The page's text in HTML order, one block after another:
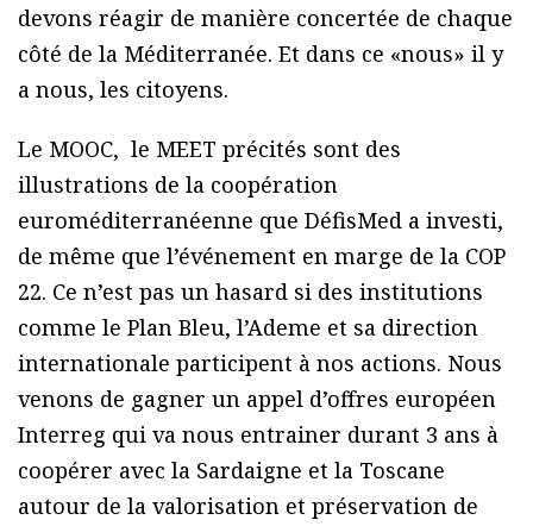
devons réagir de manière concertée de chaque
côté de la Méditerranée. Et dans ce «nous» il y
a nous, les citoyens.
Le MOOC, le MEET précités sont des
illustrations de la coopération
euroméditerranéenne que DéfisMed a investi,
de même que l’événement en marge de la COP
22. Ce n’est pas un hasard si des institutions
comme le Plan Bleu, l’Ademe et sa direction
internationale participent à nos actions. Nous
venons de gagner un appel d’offres européen
Interreg qui va nous entrainer durant 3 ans à
coopérer avec la Sardaigne et la Toscane
autour de la valorisation et préservation de